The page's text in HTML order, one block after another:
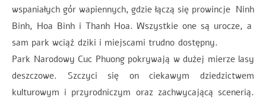
wspaniałych gór wapiennych, gdzie łączą się prowincje Ninh
Binh, Hoa Binh i Thanh Hoa. Wszystkie one są urocze, a
sam park wciąż dziki i miejscami trudno dostępny.
Park Narodowy Cuc Phuong pokrywają w dużej mierze lasy
deszczowe. Szczyci się on ciekawym dziedzictwem
kulturowym i przyrodniczym oraz zachwycającą scenerią.